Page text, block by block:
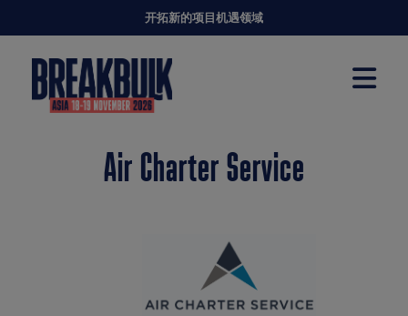
开拓新的项目机遇领域
Air Charter Service